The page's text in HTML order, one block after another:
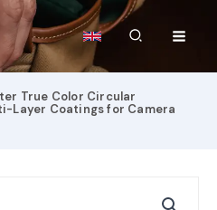
Cari
True Color Circular
Layer Coatings for Camera